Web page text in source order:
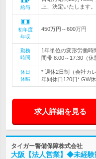
給与
上、決定いたします
初年度
年収
450万円～600万円
勤務
時間
1年単位の変形労働時
間帯 8:00～17:30（休
休日
休暇
* 週休2日制（会社カ
年間休日120日* GW
求人詳細を見る
タイガー警備保障株式会社
大阪【法人営業】◆未経